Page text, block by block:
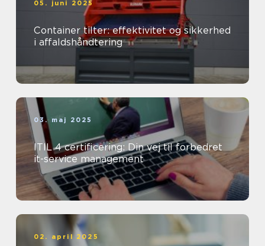
05. juni 2025
Container tilter: effektivitet og sikkerhed
i affaldshåndtering
03. maj 2025
ITIL 4 certificering: Din vej til forbedret
it-service management
02. april 2025